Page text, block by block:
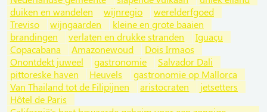
duiken en wandelen
wijnregio
werelderfgoed
Treviso
wijngaarden
kleine en grote baaien
brandingen
verlaten en drukke stranden
Iguaçu
Copacabana
Amazonewoud
Dois Irmaos
Onontdekt juweel
gastronomie
Salvador Dali
pittoreske haven
Heuvels
gastronomie op Mallorca
Van Thailand tot de Filipijnen
aristocraten
jetsetters
Hôtel de Paris